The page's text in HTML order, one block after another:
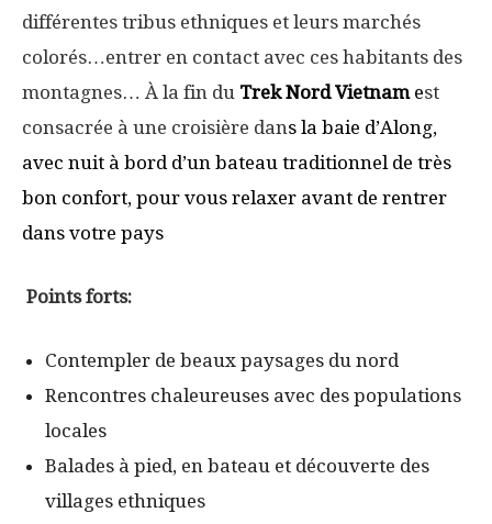
différentes tribus ethniques et leurs marchés
colorés…entrer en contact avec ces habitants des
montagnes… À la fin du Trek Nord Vietnam est
consacrée à une croisière dans la baie d’Along,
avec nuit à bord d’un bateau traditionnel de très
bon confort, pour vous relaxer avant de rentrer
dans votre pays
Points forts:
Contempler de beaux paysages du nord
Rencontres chaleureuses avec des populations
locales
Balades à pied, en bateau et découverte des
villages ethniques